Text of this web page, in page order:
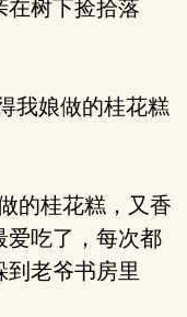
在树下捡拾落
我娘做的桂花糕
的桂花糕，又香
爱吃了，每次都
到老爷书房里